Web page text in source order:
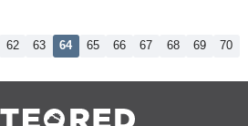
62 63 64 65 66 67 68 69 70